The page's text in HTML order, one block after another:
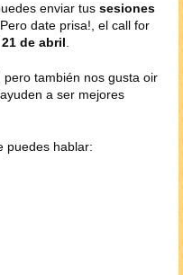
enviar tus sesiones
¡Pero date prisa!, el call for
de abril
, pero también nos gusta oir
a ser mejores
puedes hablar: